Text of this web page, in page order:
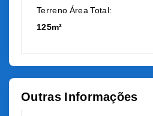
Terreno Área Total:
125m²
Outras Informações